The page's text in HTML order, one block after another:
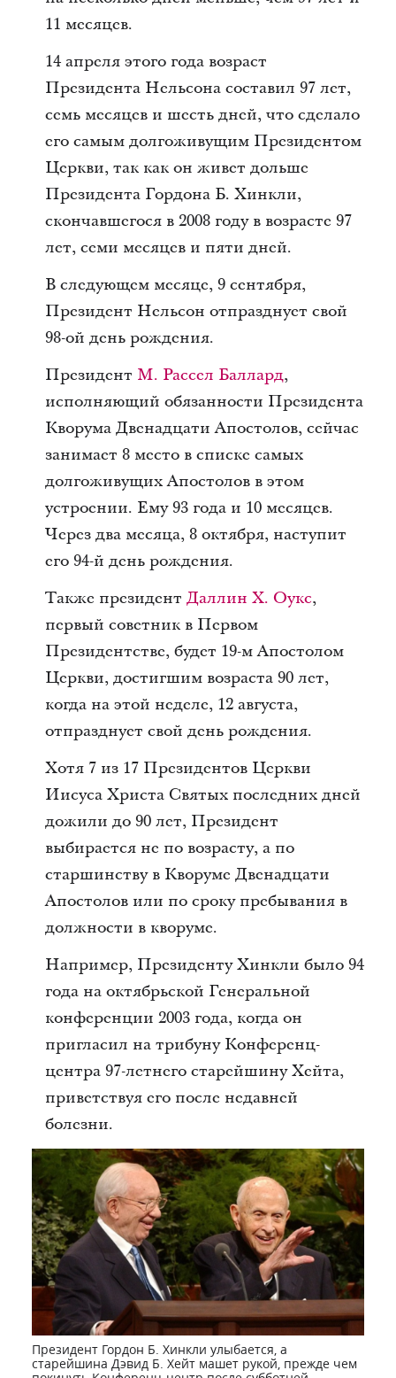
11 месяцев.
14 апреля этого года возраст
Президента Нельсона составил 97 лет,
семь месяцев и шесть дней, что сделало
его самым долгоживущим Президентом
Церкви, так как он живет дольше
Президента Гордона Б. Хинкли,
скончавшегося в 2008 году в возрасте 97
лет, семи месяцев и пяти дней.
В следующем месяце, 9 сентября,
Президент Нельсон отпразднует свой
98-ой день рождения.
Президент M. Рассел Баллард,
исполняющий обязанности Президента
Кворума Двенадцати Апостолов, сейчас
занимает 8 место в списке самых
долгоживущих Апостолов в этом
устроении. Ему 93 года и 10 месяцев.
Через два месяца, 8 октября, наступит
его 94-й день рождения.
Также президент Даллин Х. Оукс,
первый советник в Первом
Президентстве, будет 19-м Апостолом
Церкви, достигшим возраста 90 лет,
когда на этой неделе, 12 августа,
отпразднует свой день рождения.
Хотя 7 из 17 Президентов Церкви
Иисуса Христа Святых последних дней
дожили до 90 лет, Президент
выбирается не по возрасту, а по
старшинству в Кворуме Двенадцати
Апостолов или по сроку пребывания в
должности в кворуме.
Например, Президенту Хинкли было 94
года на октябрьской Генеральной
конференции 2003 года, когда он
пригласил на трибуну Конференц-
центра 97-летнего старейшину Хейта,
приветствуя его после недавней
болезни.
Президент Гордон Б. Хинкли улыбается, а
старейшина Дэвид Б. Хейт машет рукой, прежде чем